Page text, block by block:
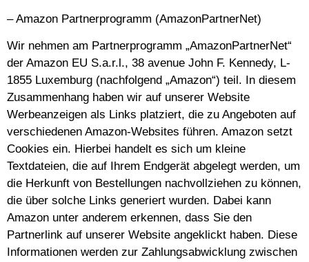
– Amazon Partnerprogramm (AmazonPartnerNet)
Wir nehmen am Partnerprogramm „AmazonPartnerNet“
der Amazon EU S.a.r.l., 38 avenue John F. Kennedy, L-
1855 Luxemburg (nachfolgend „Amazon“) teil. In diesem
Zusammenhang haben wir auf unserer Website
Werbeanzeigen als Links platziert, die zu Angeboten auf
verschiedenen Amazon-Websites führen. Amazon setzt
Cookies ein. Hierbei handelt es sich um kleine
Textdateien, die auf Ihrem Endgerät abgelegt werden, um
die Herkunft von Bestellungen nachvollziehen zu können,
die über solche Links generiert wurden. Dabei kann
Amazon unter anderem erkennen, dass Sie den
Partnerlink auf unserer Website angeklickt haben. Diese
Informationen werden zur Zahlungsabwicklung zwischen